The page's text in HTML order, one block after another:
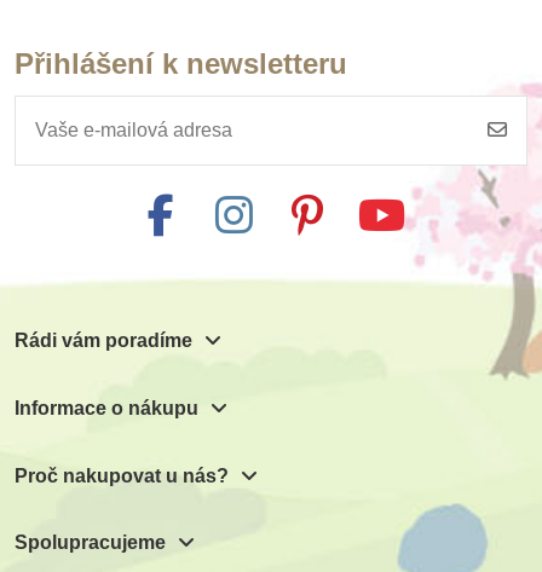
Přihlášení k newsletteru
Rádi vám poradíme
Informace o nákupu
Proč nakupovat u nás?
Spolupracujeme